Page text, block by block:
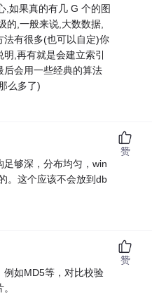
,如果真的有几 G 个的图
的,一般来说,大数数据,
法有很多(也可以自定)你
,再有就是会建立索引
会用一些经典的算法
么多了)
够深，分布均匀，win
。这个应该不会放到db
赞
例如MD5等，对比校验
赞